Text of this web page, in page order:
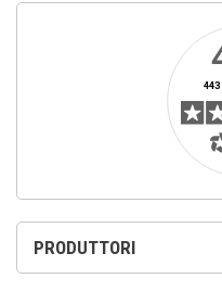
PRODUTTORI